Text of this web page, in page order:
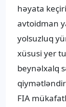
həyata
avtoidman
yolsuzluq
xüsusi yer
beynəlxalq
FIA